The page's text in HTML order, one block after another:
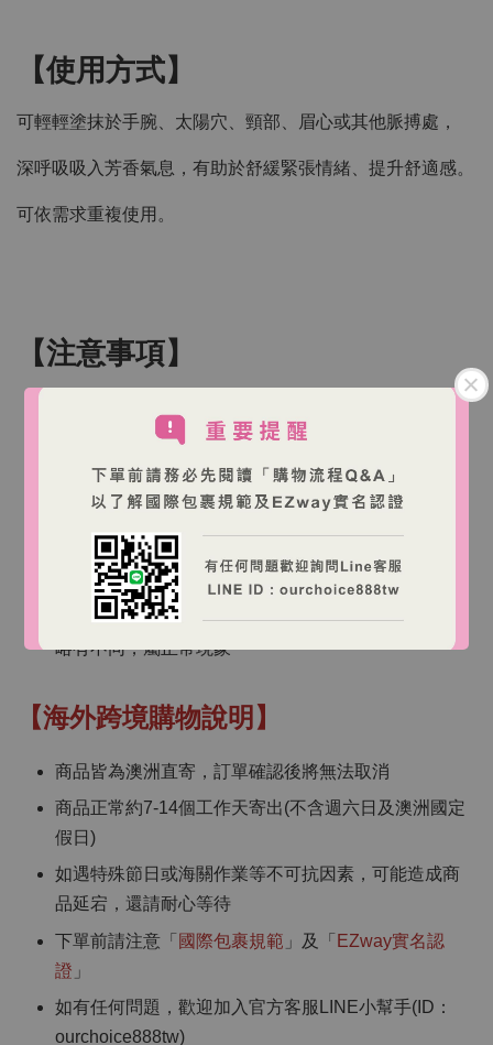
【使用方式】
可輕輕塗抹於手腕、太陽穴、頸部、眉心或其他脈搏處，
深呼吸吸入芳香氣息，有助於舒緩緊張情緒、提升舒適感。
可依需求重複使用。
【注意事項】
使用前建議先進行局部皮膚測試，若有紅腫刺激等過
敏現象請立即停止使用並諮詢專業醫療人員
請放置於陰涼乾燥處並避免陽光直射
請遠離火源並避免高溫環境
請置於兒童無法取得之處
本產品含天然植物來源成分，氣味與顏色可能隨批次
略有不同，屬正常現象
【海外跨境購物說明】
商品皆為澳洲直寄，訂單確認後將無法取消
商品正常約7-14個工作天寄出(不含週六日及澳洲國定
假日)
如遇特殊節日或海關作業等不可抗因素，可能造成商
品延宕，還請耐心等待
下單前請注意「 國際包裹規範 」及「 EZway實名認
證 」
如有任何問題，歡迎加入官方客服LINE小幫手(ID：
ourchoice888tw)